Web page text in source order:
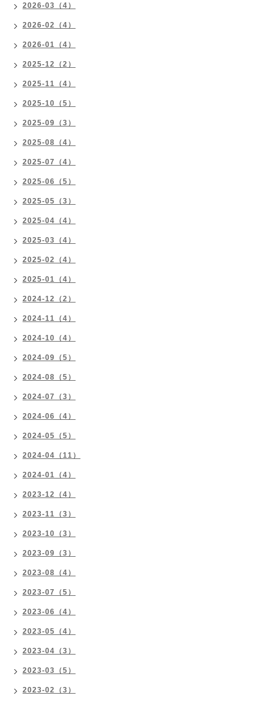
2026-03（4）
2026-02（4）
2026-01（4）
2025-12（2）
2025-11（4）
2025-10（5）
2025-09（3）
2025-08（4）
2025-07（4）
2025-06（5）
2025-05（3）
2025-04（4）
2025-03（4）
2025-02（4）
2025-01（4）
2024-12（2）
2024-11（4）
2024-10（4）
2024-09（5）
2024-08（5）
2024-07（3）
2024-06（4）
2024-05（5）
2024-04（11）
2024-01（4）
2023-12（4）
2023-11（3）
2023-10（3）
2023-09（3）
2023-08（4）
2023-07（5）
2023-06（4）
2023-05（4）
2023-04（3）
2023-03（5）
2023-02（3）